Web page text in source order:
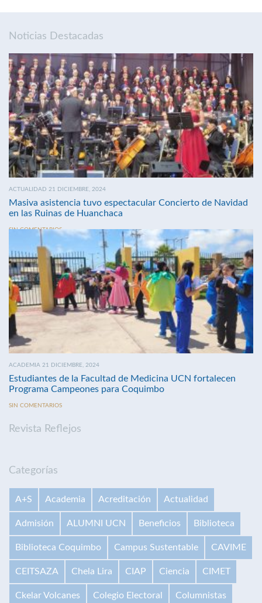
Noticias Destacadas
ACTUALIDAD 21 DICIEMBRE, 2024
Masiva asistencia tuvo espectacular Concierto de Navidad
en las Ruinas de Huanchaca
SIN COMENTARIOS
ACADEMIA 21 DICIEMBRE, 2024
Estudiantes de la Facultad de Medicina UCN fortalecen
Programa Campeones para Coquimbo
SIN COMENTARIOS
Revista Reflejos
Categorías
A+S Academia Acreditación Actualidad
Admisión ALUMNI UCN Beneficios Biblioteca
Biblioteca Coquimbo Campus Sustentable CAVIME
CEITSAZA Chela Lira CIAP Ciencia CIMET
Ckelar Volcanes Colegio Electoral Columnistas